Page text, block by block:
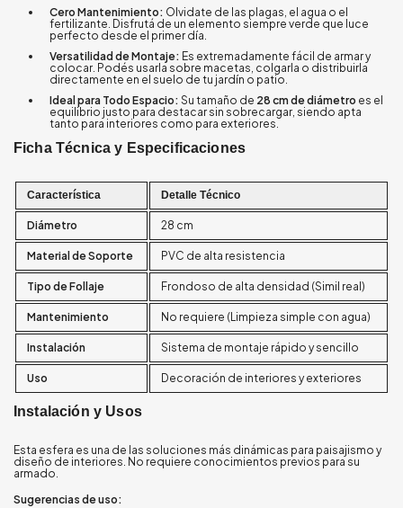
Cero Mantenimiento: Olvidate de las plagas, el agua o el
fertilizante. Disfrutá de un elemento siempre verde que luce
perfecto desde el primer día.
Versatilidad de Montaje: Es extremadamente fácil de armar y
colocar. Podés usarla sobre macetas, colgarla o distribuirla
directamente en el suelo de tu jardín o patio.
Ideal para Todo Espacio: Su tamaño de 28 cm de diámetro es el
equilibrio justo para destacar sin sobrecargar, siendo apta
tanto para interiores como para exteriores.
Ficha Técnica y Especificaciones
Característica Detalle Técnico
Diámetro 28 cm
Material de Soporte PVC de alta resistencia
Tipo de Follaje Frondoso de alta densidad (Simil real)
Mantenimiento No requiere (Limpieza simple con agua)
Instalación Sistema de montaje rápido y sencillo
Uso Decoración de interiores y exteriores
Instalación y Usos
Esta esfera es una de las soluciones más dinámicas para paisajismo y
diseño de interiores. No requiere conocimientos previos para su
armado.
Sugerencias de uso: